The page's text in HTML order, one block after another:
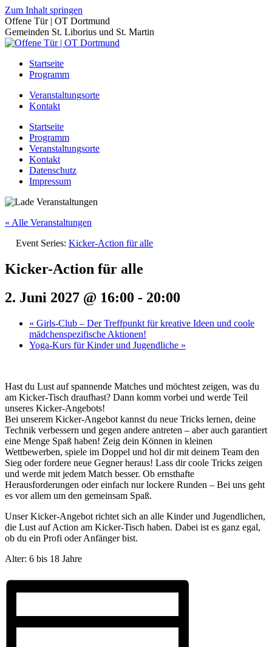
Zum Inhalt springen
Offene Tür | OT Dortmund
Gemeinden St. Liborius und St. Martin
Startseite
Programm
Veranstaltungsorte
Kontakt
Startseite
Programm
Veranstaltungsorte
Kontakt
Datenschutz
Impressum
« Alle Veranstaltungen
Event Series: Kicker-Action für alle
Kicker-Action für alle
2. Juni 2027 @ 16:00 - 20:00
« Girls-Club – Der Treffpunkt für kreative Ideen und coole
mädchenspezifische Aktionen!
Yoga-Kurs für Kinder und Jugendliche »
Hast du Lust auf spannende Matches und möchtest zeigen, was du
am Kicker-Tisch draufhast? Dann komm vorbei und werde Teil
unseres Kicker-Angebots!
Bei unserem Kicker-Angebot kannst du neue Tricks lernen, deine
Technik verbessern und gegen andere antreten – aber auch garantiert
eine Menge Spaß haben! Zeig dein Können in kleinen
Wettbewerben, spiele im Doppel und hol dir mit deinem Team den
Sieg oder fordere neue Gegner heraus! Lass dir coole Tricks zeigen
und werde mit jedem Match besser. Ob ernsthafte
Herausforderungen oder einfach nur lockere Runden – Bei uns geht
es vor allem um den gemeinsam Spaß.
Unser Kicker-Angebot richtet sich an alle Kinder und Jugendlichen,
die Lust auf Action am Kicker-Tisch haben. Dabei ist es ganz egal,
ob du ein Profi oder Anfänger bist.
Alter: 6 bis 18 Jahre